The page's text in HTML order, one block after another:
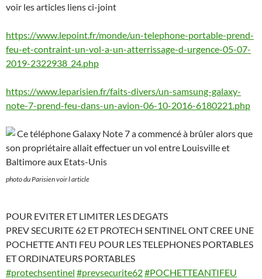
voir les articles liens ci-joint
https://www.lepoint.fr/monde/un-telephone-portable-prend-
feu-et-contraint-un-vol-a-un-atterrissage-d-urgence-05-07-
2019-2322938_24.php
https://www.leparisien.fr/faits-divers/un-samsung-galaxy-
note-7-prend-feu-dans-un-avion-06-10-2016-6180221.php
photo du Parisien voir l article
POUR EVITER ET LIMITER LES DEGATS
PREV SECURITE 62 ET PROTECH SENTINEL ONT CREE UNE
POCHETTE ANTI FEU POUR LES TELEPHONES PORTABLES
ET ORDINATEURS PORTABLES
#protechsentinel #prevsecurite62#POCHETTEANTIFEU